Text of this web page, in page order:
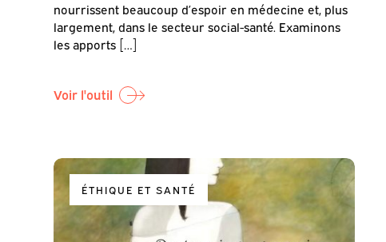
nourrissent beaucoup d’espoir en médecine et, plus
largement, dans le secteur social-santé. Examinons
les apports […]
Voir l'outil
ÉTHIQUE ET SANTÉ